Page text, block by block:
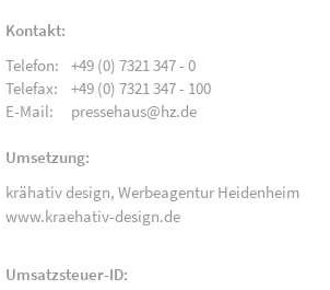
Kontakt:
Telefon:
+49 (0) 7321 347 - 0
Telefax:
+49 (0) 7321 347 - 100
E-Mail:
pressehaus@hz.de
Umsetzung:
krähativ design, Werbeagentur Heidenheim
www.kraehativ-design.de
Umsatzsteuer-ID: